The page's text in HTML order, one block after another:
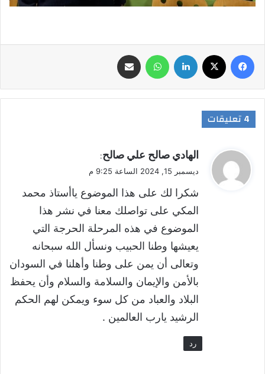
‫4 تعليقات
ي
ل
الهادي صالح علي صالح:
ديسمبر 15, 2024 الساعة 9:25 م
شكرا لك على هذا الموضوع ياأستاذ محمد
المكي على تواصلك معنا في نشر هذا
الموضوع في هذه المرحلة الحرجة التي
يعيشها وطنا الحبيب ونسأل الله سبحانه
وتعالى أن يمن على وطنا وأهلنا في السودان
بالأمن والإيمان والسلامة والسلام وأن يحفظ
البلاد والعباد من كل سوء ويمكن لهم الحكم
الرشيد يارب العالمين .
رد